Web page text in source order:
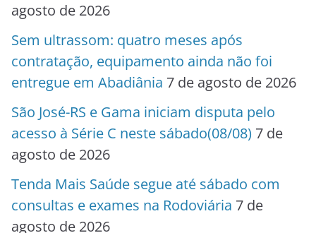
agosto de 2026
Sem ultrassom: quatro meses após
contratação, equipamento ainda não foi
entregue em Abadiânia 7 de agosto de 2026
São José-RS e Gama iniciam disputa pelo
acesso à Série C neste sábado(08/08) 7 de
agosto de 2026
Tenda Mais Saúde segue até sábado com
consultas e exames na Rodoviária 7 de
agosto de 2026